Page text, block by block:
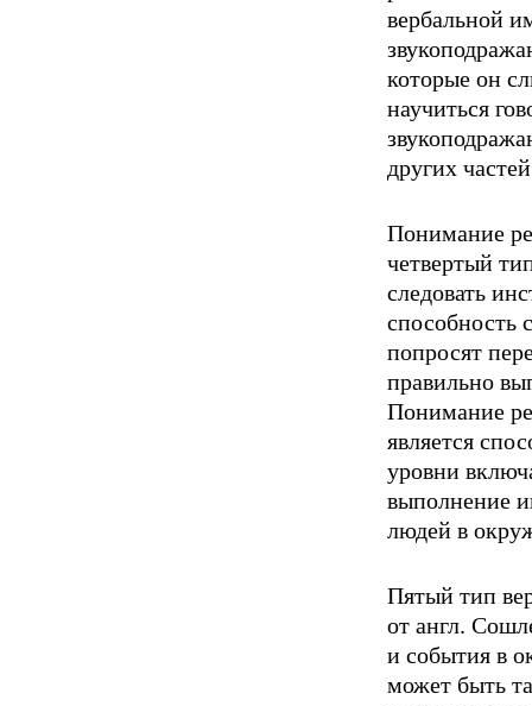
вербальной
кото­рые он
научиться
других
Понимание
четвертый
следовать
способность
попросят
правильно
Понимание
является
уровни
выполнение
людей в
Пятый тип
от англ.
и события в
может быть